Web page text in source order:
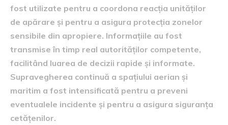
fost utilizate pentru a coordona reacția unităților
de apărare și pentru a asigura protecția zonelor
sensibile din apropiere. Informațiile au fost
transmise în timp real autorităților competente,
facilitând luarea de decizii rapide și informate.
Supravegherea continuă a spațiului aerian și
maritim a fost intensificată pentru a preveni
eventualele incidente și pentru a asigura siguranța
cetățenilor.